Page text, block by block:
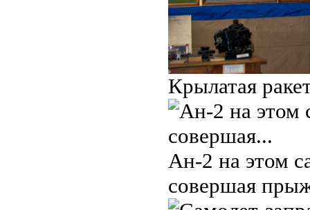
Крылатая
Ан-2 на этом
совершая